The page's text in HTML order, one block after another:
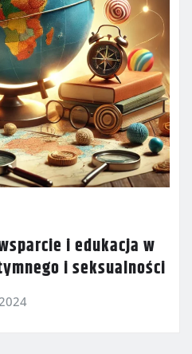
i edukacja w
i seksualności